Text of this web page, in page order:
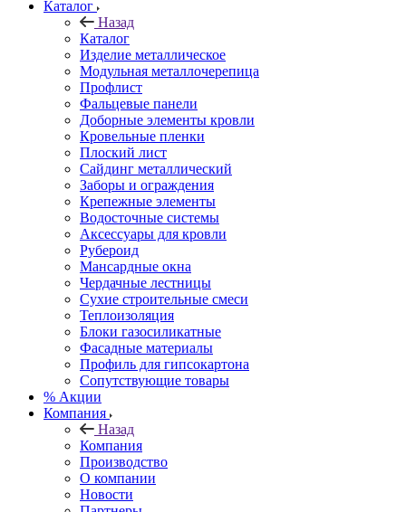
Каталог
Назад
Каталог
Изделие металлическое
Модульная металлочерепица
Профлист
Фальцевые панели
Доборные элементы кровли
Кровельные пленки
Плоский лист
Сайдинг металлический
Заборы и ограждения
Крепежные элементы
Водосточные системы
Аксессуары для кровли
Рубероид
Мансардные окна
Чердачные лестницы
Сухие строительные смеси
Теплоизоляция
Блоки газосиликатные
Фасадные материалы
Профиль для гипсокартона
Сопутствующие товары
% Акции
Компания
Назад
Компания
Производство
О компании
Новости